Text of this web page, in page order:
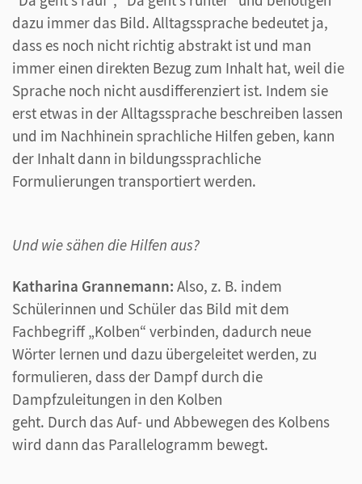
dazu immer das Bild. Alltagssprache bedeutet ja,
dass es noch nicht richtig abstrakt ist und man
immer einen direkten Bezug zum Inhalt hat, weil die
Sprache noch nicht ausdifferenziert ist. Indem sie
erst etwas in der Alltagssprache beschreiben lassen
und im Nachhinein sprachliche Hilfen geben, kann
der Inhalt dann in bildungssprachliche
Formulierungen transportiert werden.
Und wie sähen die Hilfen aus?
Katharina Grannemann: Also, z. B. indem
Schülerinnen und Schüler das Bild mit dem
Fachbegriff „Kolben“ verbinden, dadurch neue
Wörter lernen und dazu übergeleitet werden, zu
formulieren, dass der Dampf durch die
Dampfzuleitungen in den Kolben
geht. Durch das Auf- und Abbewegen des Kolbens
wird dann das Parallelogramm bewegt.